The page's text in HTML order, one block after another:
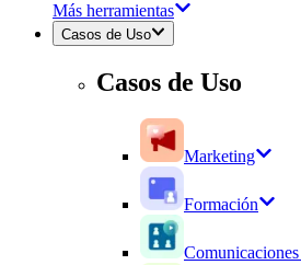
Más herramientas
Casos de Uso
Casos de Uso
Marketing
Formación